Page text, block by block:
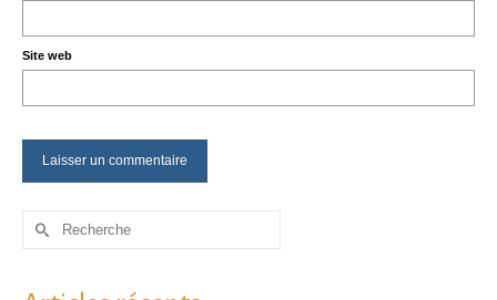
Site web